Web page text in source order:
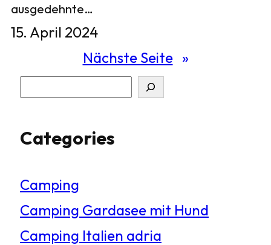
ausgedehnte…
15. April 2024
Nächste Seite »
c
e
n
Categories
Camping
Camping Gardasee mit Hund
Camping Italien adria